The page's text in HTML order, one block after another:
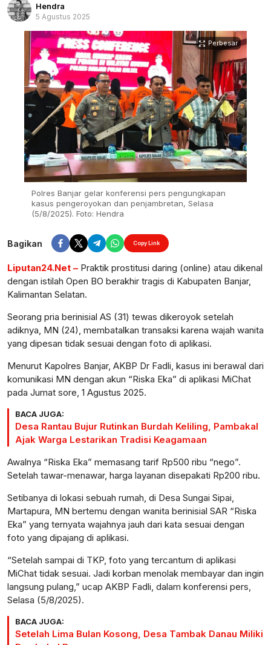
Hendra
5 Agustus 2025
Perbesar
Polres Banjar gelar konferensi pers pengungkapan
kasus pengeroyokan dan penjambretan, Selasa
(5/8/2025). Foto: Hendra
Bagikan Copy Link
Liputan24.Net – Praktik prostitusi daring (online) atau dikenal
dengan istilah Open BO berakhir tragis di Kabupaten Banjar,
Kalimantan Selatan.
Seorang pria berinisial AS (31) tewas dikeroyok setelah
adiknya, MN (24), membatalkan transaksi karena wajah wanita
yang dipesan tidak sesuai dengan foto di aplikasi.
Menurut Kapolres Banjar, AKBP Dr Fadli, kasus ini berawal dari
komunikasi MN dengan akun “Riska Eka” di aplikasi MiChat
pada Jumat sore, 1 Agustus 2025.
BACA JUGA:
Desa Rantau Bujur Rutinkan Burdah Keliling, Pambakal
Ajak Warga Lestarikan Tradisi Keagamaan
Awalnya “Riska Eka” memasang tarif Rp500 ribu “nego”.
Setelah tawar-menawar, harga layanan disepakati Rp200 ribu.
Setibanya di lokasi sebuah rumah, di Desa Sungai Sipai,
Martapura, MN bertemu dengan wanita berinisial SAR “Riska
Eka” yang ternyata wajahnya jauh dari kata sesuai dengan
foto yang dipajang di aplikasi.
“Setelah sampai di TKP, foto yang tercantum di aplikasi
MiChat tidak sesuai. Jadi korban menolak membayar dan ingin
langsung pulang,” ucap AKBP Fadli, dalam konferensi pers,
Selasa (5/8/2025).
BACA JUGA:
Setelah Lima Bulan Kosong, Desa Tambak Danau Miliki